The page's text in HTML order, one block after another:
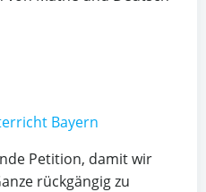
Bayern
Petition, damit wir
rückgängig zu